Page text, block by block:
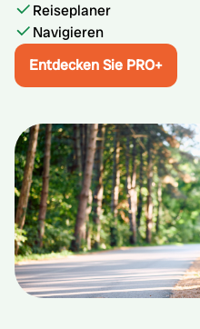
Reiseplaner
Navigieren
Entdecken Sie PRO+